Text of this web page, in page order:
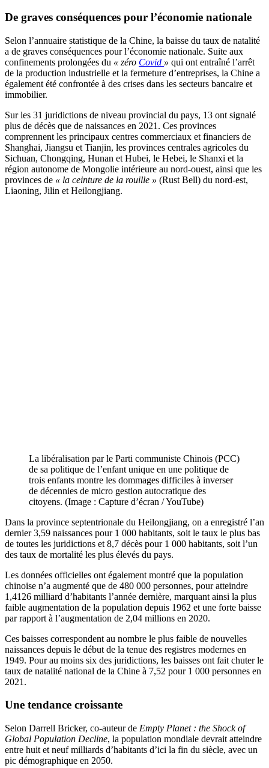
De graves conséquences pour l’économie nationale
Selon l’annuaire statistique de la Chine, la baisse du taux de natalité
a de graves conséquences pour l’économie nationale. Suite aux
confinements prolongées du « zéro Covid » qui ont entraîné l’arrêt
de la production industrielle et la fermeture d’entreprises, la Chine a
également été confrontée à des crises dans les secteurs bancaire et
immobilier.
Sur les 31 juridictions de niveau provincial du pays, 13 ont signalé
plus de décès que de naissances en 2021. Ces provinces
comprennent les principaux centres commerciaux et financiers de
Shanghai, Jiangsu et Tianjin, les provinces centrales agricoles du
Sichuan, Chongqing, Hunan et Hubei, le Hebei, le Shanxi et la
région autonome de Mongolie intérieure au nord-ouest, ainsi que les
provinces de « la ceinture de la rouille » (Rust Bell) du nord-est,
Liaoning, Jilin et Heilongjiang.
La libéralisation par le Parti communiste Chinois (PCC)
de sa politique de l’enfant unique en une politique de
trois enfants montre les dommages difficiles à inverser
de décennies de micro gestion autocratique des
citoyens. (Image : Capture d’écran / YouTube)
Dans la province septentrionale du Heilongjiang, on a enregistré l’an
dernier 3,59 naissances pour 1 000 habitants, soit le taux le plus bas
de toutes les juridictions et 8,7 décès pour 1 000 habitants, soit l’un
des taux de mortalité les plus élevés du pays.
Les données officielles ont également montré que la population
chinoise n’a augmenté que de 480 000 personnes, pour atteindre
1,4126 milliard d’habitants l’année dernière, marquant ainsi la plus
faible augmentation de la population depuis 1962 et une forte baisse
par rapport à l’augmentation de 2,04 millions en 2020.
Ces baisses correspondent au nombre le plus faible de nouvelles
naissances depuis le début de la tenue des registres modernes en
1949. Pour au moins six des juridictions, les baisses ont fait chuter le
taux de natalité national de la Chine à 7,52 pour 1 000 personnes en
2021.
Une tendance croissante
Selon Darrell Bricker, co-auteur de Empty Planet : the Shock of
Global Population Decline, la population mondiale devrait atteindre
entre huit et neuf milliards d’habitants d’ici la fin du siècle, avec un
pic démographique en 2050.